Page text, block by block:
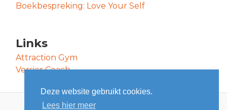
Deze website gebruikt cookies.
Lees hier meer
Boekbespreking: Love Your Self
Links
Attraction Gym
Versier Coach